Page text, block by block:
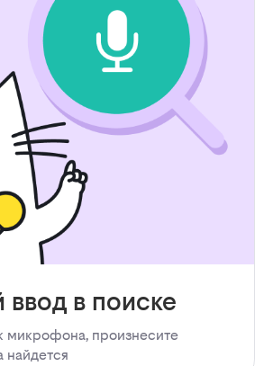
ввод в поиске
микрофона, произнесите
найдется